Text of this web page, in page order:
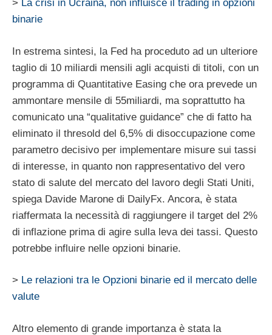
> La crisi in Ucraina, non influisce il trading in opzioni
binarie
In estrema sintesi, la Fed ha proceduto ad un ulteriore
taglio di 10 miliardi mensili agli acquisti di titoli, con un
programma di Quantitative Easing che ora prevede un
ammontare mensile di 55miliardi, ma soprattutto ha
comunicato una “qualitative guidance” che di fatto ha
eliminato il thresold del 6,5% di disoccupazione come
parametro decisivo per implementare misure sui tassi
di interesse, in quanto non rappresentativo del vero
stato di salute del mercato del lavoro degli Stati Uniti,
spiega Davide Marone di DailyFx. Ancora, è stata
riaffermata la necessità di raggiungere il target del 2%
di inflazione prima di agire sulla leva dei tassi. Questo
potrebbe influire nelle opzioni binarie.
> Le relazioni tra le Opzioni binarie ed il mercato delle
valute
Altro elemento di grande importanza è stata la